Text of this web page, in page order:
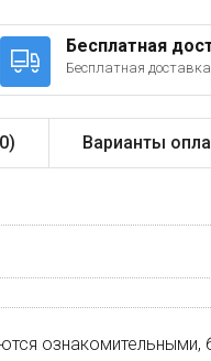
Бесплатная
Бесплатная
0) Варианты